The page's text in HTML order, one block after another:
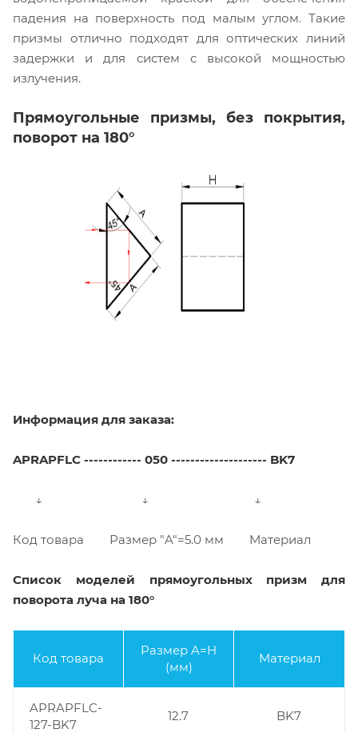
падения на поверхность под малым углом. Такие
призмы отлично подходят для оптических линий
задержки и для систем с высокой мощностью
излучения.
Прямоугольные призмы, без покрытия,
поворот на 180°
Информация для заказа:
APRAPFLC ------------ 050 -------------------- BK7
↓ ↓ ↓
Код товара Размер "A"=5.0 мм Материал
Список моделей прямоугольных призм для
поворота луча на 180°
Код товара
Размер A=H
(мм)
Материал
APRAPFLC-
127-BK7
12.7 BK7